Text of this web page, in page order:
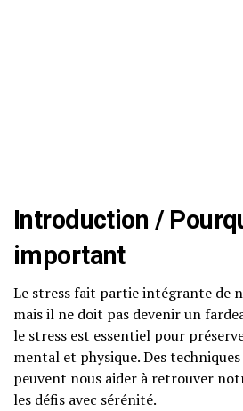
Introduction /
important
Le stress fait partie intégrante de
mais il ne doit pas devenir un
le stress est essentiel pour
mental et physique. Des
peuvent nous aider à retrouver
les défis avec sérénité.